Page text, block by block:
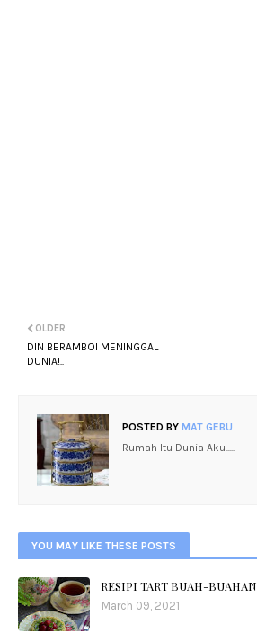
OLDER
DIN BERAMBOI MENINGGAL
DUNIA!..
POSTED BY MAT GEBU
Rumah Itu Dunia Aku.....
YOU MAY LIKE THESE POSTS
RESIPI TART BUAH-BUAHAN
March 09, 2021